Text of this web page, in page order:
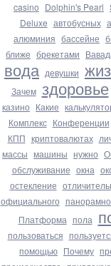
casino Dolphin's Pearl
Deluxe автобусных
алюминия бассейне
ближе брекетами
вода девушки
Зачем здоровье
казино Какие
Комплекс Конференции
КПП криптовалютах
массы машины нужно
обслуживание окна
остекление
официального
Платформа пола
пользоваться
помощью Почему